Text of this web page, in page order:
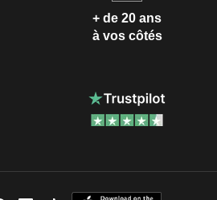
+ de 20 ans
à vos côtés